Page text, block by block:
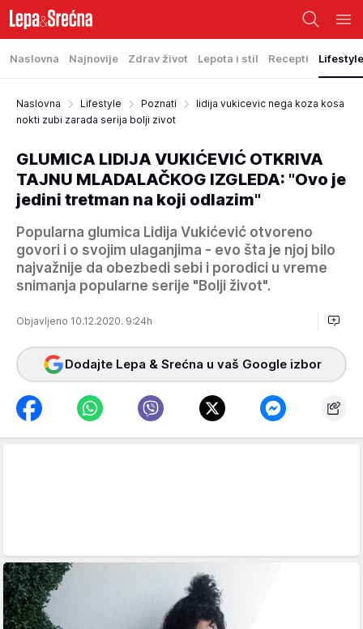
Naslovna Najnovije Zdrav život Lepota i stil Recepti Lifestyle
Naslovna Lifestyle Poznati
lidija vukicevic nega koza kosa
nokti zubi zarada serija bolji zivot
GLUMICA LIDIJA VUKIĆEVIĆ OTKRIVA
TAJNU MLADALAČKOG IZGLEDA: "Ovo je
jedini tretman na koji odlazim"
Popularna glumica Lidija Vukićević otvoreno
govori i o svojim ulaganjima - evo šta je njoj bilo
najvažnije da obezbedi sebi i porodici u vreme
snimanja popularne serije "Bolji život".
Objavljeno 10.12.2020. 9:24h
Dodajte Lepa & Srećna u vaš Google izbor